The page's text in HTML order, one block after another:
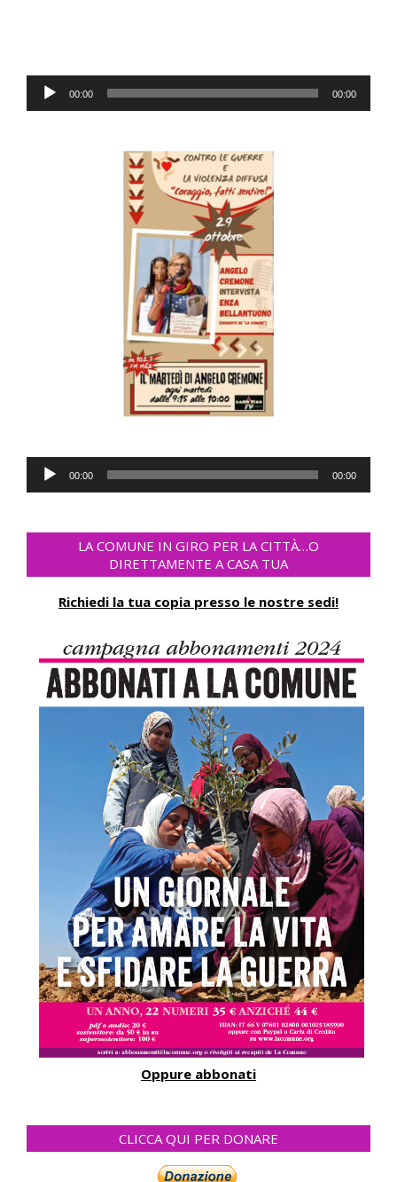
Audio
Player
00:00 00:00
Audio
Player
00:00 00:00
LA COMUNE IN GIRO PER LA CITTÀ…O
DIRETTAMENTE A CASA TUA
Richiedi la tua copia presso le nostre sedi!
Oppure abbonati
CLICCA QUI PER DONARE